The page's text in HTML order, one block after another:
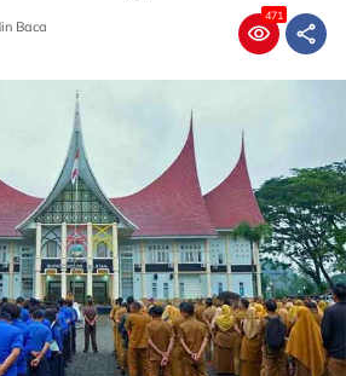
Baca
471